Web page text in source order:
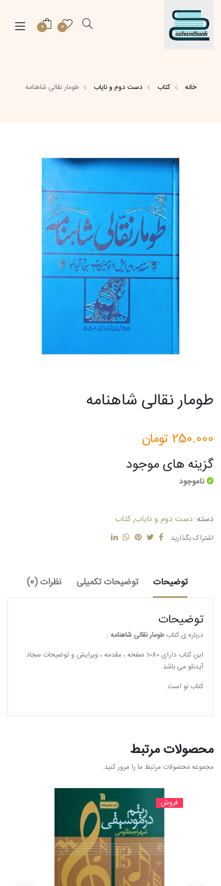
0
0
خانه کتاب دست دوم و نایاب طومار نقالی شاهنامه
طومار نقالی شاهنامه
250.000 تومان
گزینه های موجود
ناموجود
دسته: دست دوم و نایاب,کتاب
اشتراک بگذارید
توضیحات توضیحات تکمیلی نظرات (0)
توضیحات
درباره ی کتاب طومار نقالی شاهنامه :
این کتاب دارای 1080 صفحه ، مقدمه ، ویرایش و توضیحات سجاد
آیدنلو می باشد.
کتاب نو است.
محصولات مرتبط
مجموعه محصولات مرتبط ما را مرور کنید.
فروش